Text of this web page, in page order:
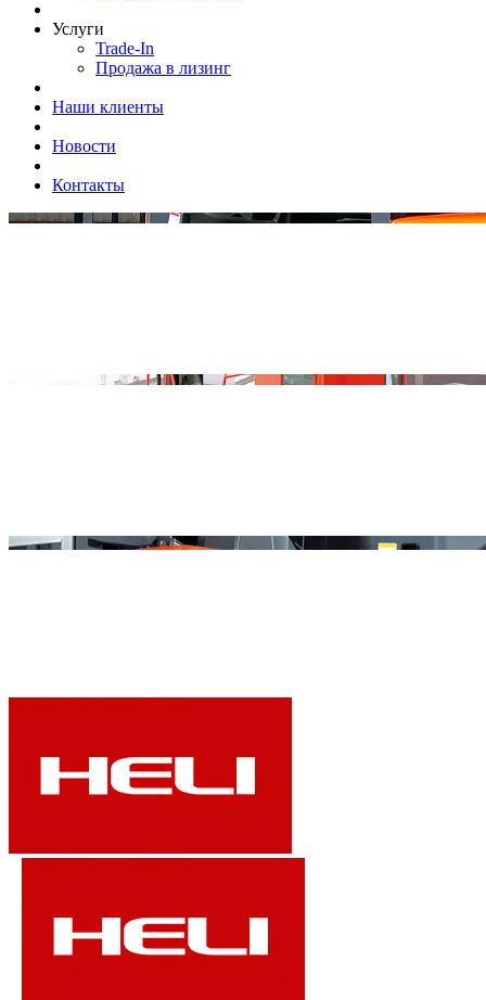
Услуги
Trade-In
Продажа в лизинг
Наши клиенты
Новости
Контакты